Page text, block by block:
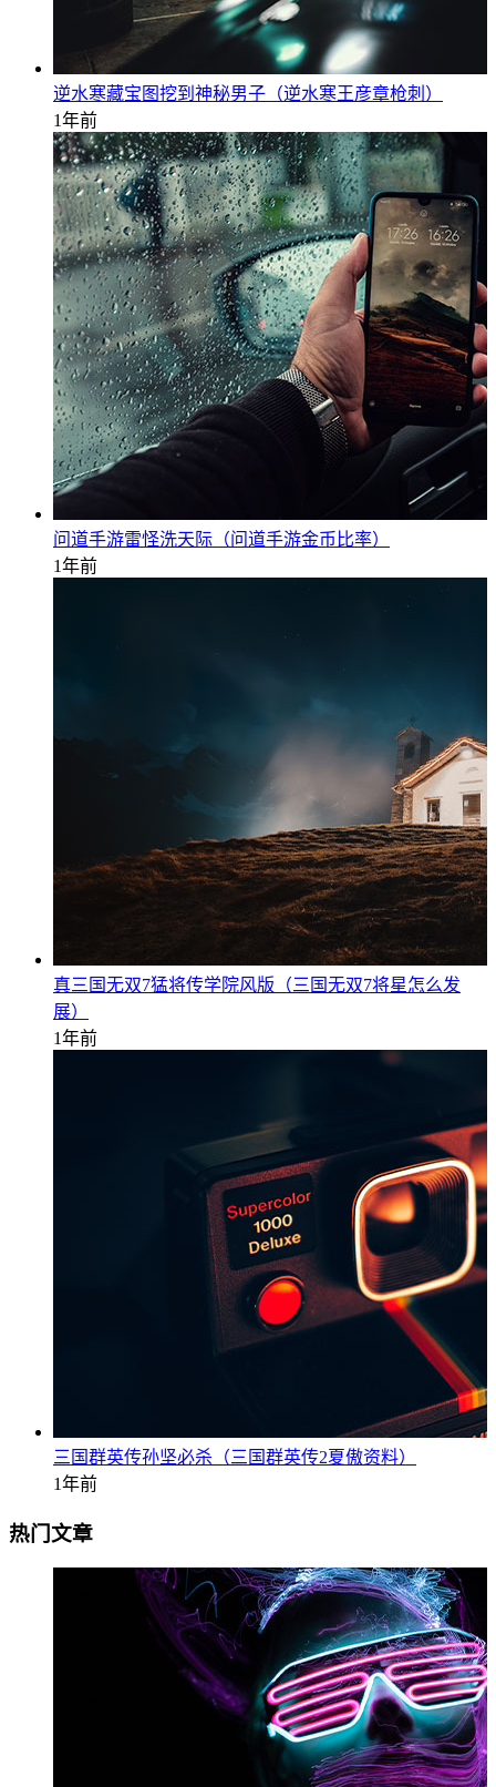
逆水寒藏宝图挖到神秘男子（逆水寒王彦章枪刺）
1年前
问道手游雷怪洗天际（问道手游金币比率）
1年前
真三国无双7猛将传学院风版（三国无双7将星怎么发
展）
1年前
三国群英传孙坚必杀（三国群英传2夏傲资料）
1年前
热门文章